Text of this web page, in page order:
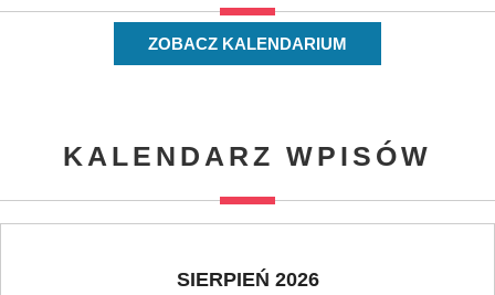
ZOBACZ KALENDARIUM
KALENDARZ WPISÓW
SIERPIEŃ 2026